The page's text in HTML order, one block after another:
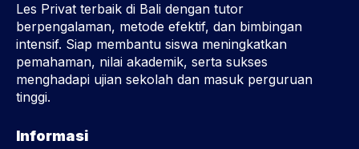
Les Privat terbaik di Bali dengan tutor
berpengalaman, metode efektif, dan bimbingan
intensif. Siap membantu siswa meningkatkan
pemahaman, nilai akademik, serta sukses
menghadapi ujian sekolah dan masuk perguruan
tinggi.
Informasi